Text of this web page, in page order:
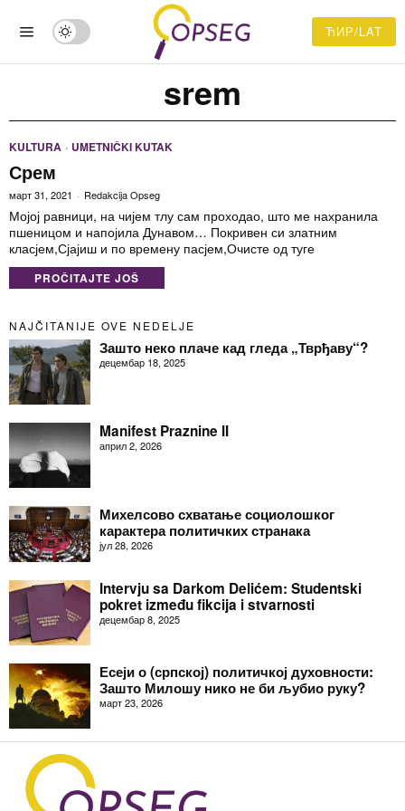
ЋИР/LAT
srem
KULTURA · UMETNIČKI KUTAK
Срем
март 31, 2021 Redakcija Opseg
Мојој равници, на чијем тлу сам проходао, што ме нахранила
пшеницом и напојила Дунавом… Покривен си златним
класјем,Сјајиш и по времену пасјем,Очисте од туге
PROČITAJTE JOŠ
NAJČITANIJE OVE NEDELJE
Зашто неко плаче кад гледа „Тврђаву“?
децембар 18, 2025
Manifest Praznine II
април 2, 2026
Михелсово схватање социолошког
карактера политичких странака
јул 28, 2026
Intervju sa Darkom Delićem: Studentski
pokret između fikcija i stvarnosti
децембар 8, 2025
Есеји о (српској) политичкој духовности:
Зашто Милошу нико не би љубио руку?
март 23, 2026